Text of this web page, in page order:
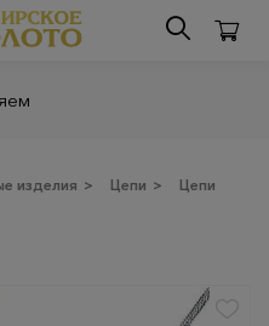
изделия > Цепи >
Цепи